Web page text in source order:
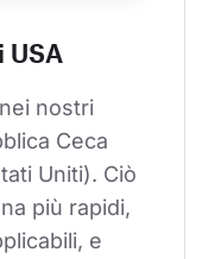
USA
nostri
Ceca
Uniti). Ciò
più rapidi,
e